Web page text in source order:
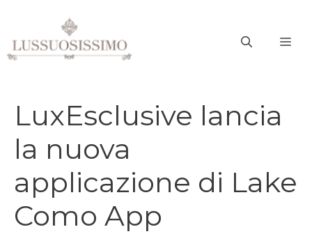
contenuto
LuxEsclusive lancia
la nuova
applicazione di Lake
Como App